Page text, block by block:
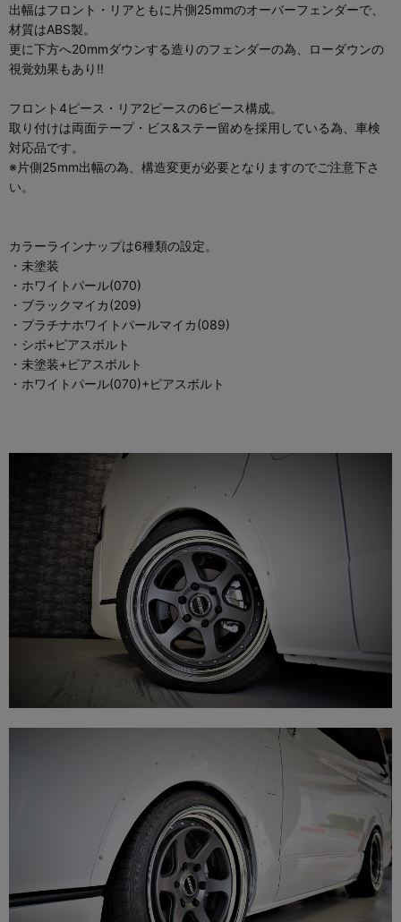
出幅はフロント・リアともに片側25mmのオーバーフェンダーで、
材質はABS製。
更に下方へ20mmダウンする造りのフェンダーの為、ローダウンの
視覚効果もあり!!
フロント4ピース・リア2ピースの6ピース構成。
取り付けは両面テープ・ビス&ステー留めを採用している為、車検
対応品です。
※片側25mm出幅の為、構造変更が必要となりますのでご注意下さ
い。
カラーラインナップは6種類の設定。
・未塗装
・ホワイトパール(070)
・ブラックマイカ(209)
・プラチナホワイトパールマイカ(089)
・シボ+ピアスボルト
・未塗装+ピアスボルト
・ホワイトパール(070)+ピアスボルト